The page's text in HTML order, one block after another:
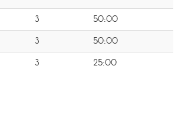
3 50:00
3 50:00
3 25:00